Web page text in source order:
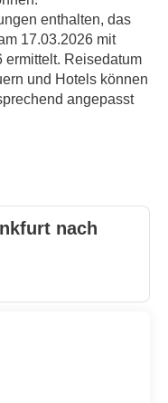
enthalten, das
17.03.2026 mit
ermittelt. Reisedatum
und Hotels können
angepasst
nach